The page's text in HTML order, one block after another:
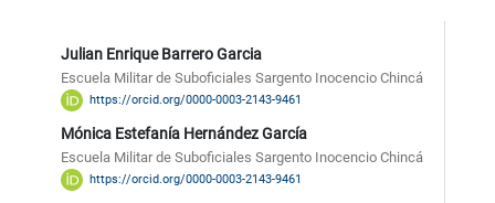
Julian Enrique Barrero Garcia
Escuela Militar de Suboficiales Sargento Inocencio Chincá
https://orcid.org/0000-0003-2143-9461
Mónica Estefanía Hernández García
Escuela Militar de Suboficiales Sargento Inocencio Chincá
https://orcid.org/0000-0003-2143-9461